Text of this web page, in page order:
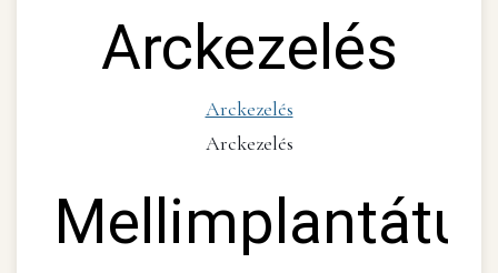
Arckezelés
Arckezelés
Arckezelés